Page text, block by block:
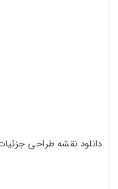
دانلود نقشه طراحی جزئیات